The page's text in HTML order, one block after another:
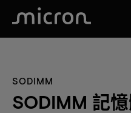
SODIMM
SODIMM 記